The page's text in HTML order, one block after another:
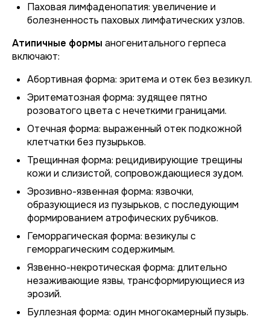
Паховая лимфаденопатия: увеличение и
болезненность паховых лимфатических узлов.
Атипичные формы аногенитального герпеса
включают:
Абортивная форма: эритема и отек без везикул.
Эритематозная форма: зудящее пятно
розоватого цвета с нечеткими границами.
Отечная форма: выраженный отек подкожной
клетчатки без пузырьков.
Трещинная форма: рецидивирующие трещины
кожи и слизистой, сопровождающиеся зудом.
Эрозивно-язвенная форма: язвочки,
образующиеся из пузырьков, с последующим
формированием атрофических рубчиков.
Геморрагическая форма: везикулы с
геморрагическим содержимым.
Язвенно-некротическая форма: длительно
незаживающие язвы, трансформирующиеся из
эрозий.
Буллезная форма: один многокамерный пузырь.